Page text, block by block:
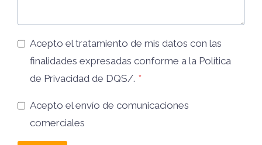
Acepto el tratamiento de mis datos con las
finalidades expresadas conforme a la Política
de Privacidad de DQS/. *
Acepto el envío de comunicaciones
comerciales